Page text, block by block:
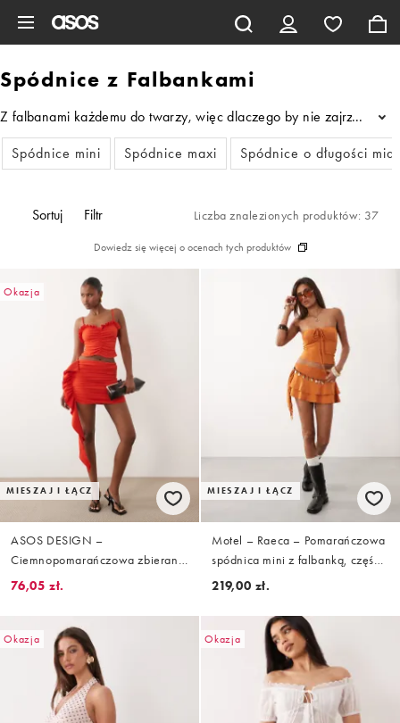
Spódnice z Falbankami
Z falbanami każdemu do twarzy, więc dlaczego by nie zajrzeć do
...
Spódnice mini
Spódnice maxi Spódnice o długości midi
Sortuj Filtr Liczba znalezionych produktów: 37
Dowiedz się więcej o ocenach tych produktów
Okazja
MIESZAJ I ŁĄCZ
ASOS DESIGN –
Ciemnopomarańczowa zbierana
spódnica mini z falbanką z krepy,
76,05 zł.
MIESZAJ I ŁĄCZ
Motel – Raeca – Pomarańczowa
spódnica mini z falbanką, część
zestawu
219,00 zł.
Okazja Okazja